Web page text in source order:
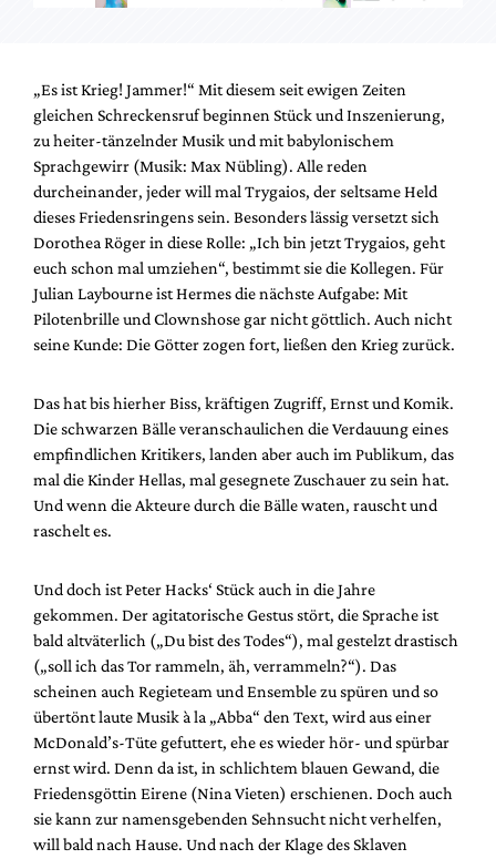
„Es ist Krieg! Jammer!“ Mit diesem seit ewigen Zeiten
gleichen Schreckensruf beginnen Stück und Inszenierung,
zu heiter-tänzelnder Musik und mit babylonischem
Sprachgewirr (Musik: Max Nübling). Alle reden
durcheinander, jeder will mal Trygaios, der seltsame Held
dieses Friedensringens sein. Besonders lässig versetzt sich
Dorothea Röger in diese Rolle: „Ich bin jetzt Trygaios, geht
euch schon mal umziehen“, bestimmt sie die Kollegen. Für
Julian Laybourne ist Hermes die nächste Aufgabe: Mit
Pilotenbrille und Clownshose gar nicht göttlich. Auch nicht
seine Kunde: Die Götter zogen fort, ließen den Krieg zurück.
Das hat bis hierher Biss, kräftigen Zugriff, Ernst und Komik.
Die schwarzen Bälle veranschaulichen die Verdauung eines
empfindlichen Kritikers, landen aber auch im Publikum, das
mal die Kinder Hellas, mal gesegnete Zuschauer zu sein hat.
Und wenn die Akteure durch die Bälle waten, rauscht und
raschelt es.
Und doch ist Peter Hacks‘ Stück auch in die Jahre
gekommen. Der agitatorische Gestus stört, die Sprache ist
bald altväterlich („Du bist des Todes“), mal gestelzt drastisch
(„soll ich das Tor rammeln, äh, verrammeln?“). Das
scheinen auch Regieteam und Ensemble zu spüren und so
übertönt laute Musik à la „Abba“ den Text, wird aus einer
McDonald’s-Tüte gefuttert, ehe es wieder hör- und spürbar
ernst wird. Denn da ist, in schlichtem blauen Gewand, die
Friedensgöttin Eirene (Nina Vieten) erschienen. Doch auch
sie kann zur namensgebenden Sehnsucht nicht verhelfen,
will bald nach Hause. Und nach der Klage des Sklaven